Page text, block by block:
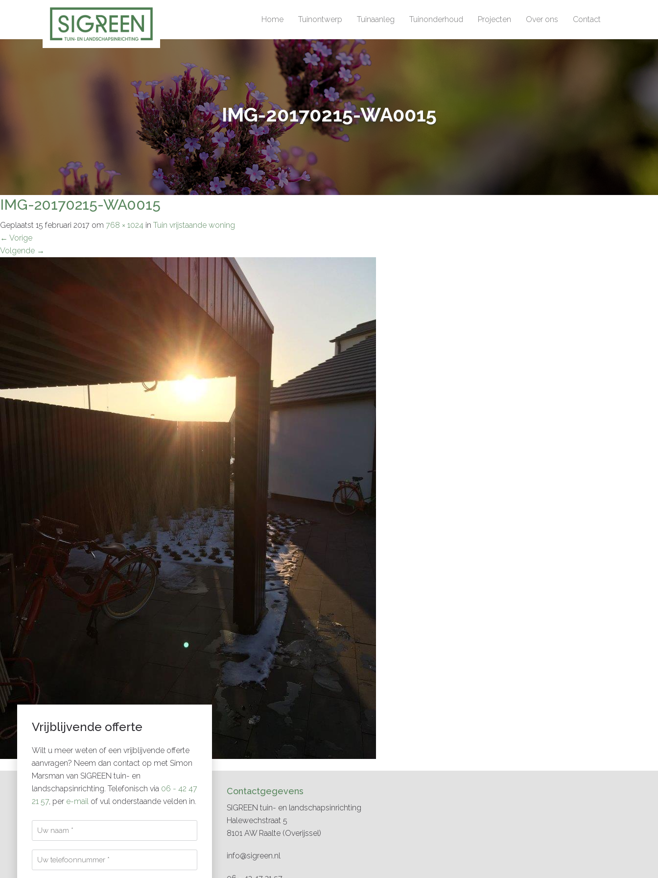
Home Tuinontwerp Tuinaanleg Tuinonderhoud Projecten Over ons Contact
IMG-20170215-WA0015
IMG-20170215-WA0015
Geplaatst 15 februari 2017 om 768 × 1024 in Tuin vrijstaande woning
← Vorige
Volgende →
Vrijblijvende offerte
Wilt u meer weten of een vrijblijvende offerte
aanvragen? Neem dan contact op met Simon
Marsman van SIGREEN tuin- en
landschapsinrichting. Telefonisch via 06 - 42 47
21 57, per e-mail of vul onderstaande velden in.
Contactgegevens
SIGREEN tuin- en landschapsinrichting
Halewechstraat 5
8101 AW Raalte (Overijssel)
info@sigreen.nl